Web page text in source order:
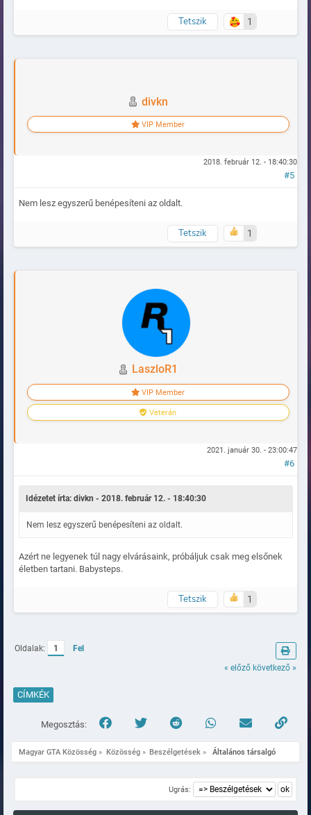
Tetszik 1
divkn
VIP Member
2018. február 12. - 18:40:30
#5
Nem lesz egyszerű benépesíteni az oldalt.
Tetszik 1
LaszloR1
VIP Member
Veterán
2021. január 30. - 23:00:47
#6
Idézetet írta: divkn - 2018. február 12. - 18:40:30
Nem lesz egyszerű benépesíteni az oldalt.
Azért ne legyenek túl nagy elvárásaink, próbáljuk csak meg elsőnek
életben tartani. Babysteps.
Tetszik 1
Oldalak: 1
Fel
« előző következő »
CÍMKÉK
Megosztás:
Magyar GTA Közösség » Közösség » Beszélgetések » Általános társalgó
Ugrás: